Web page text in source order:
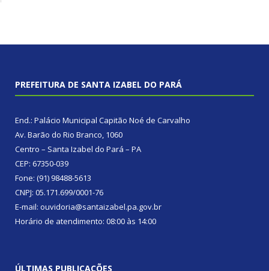
PREFEITURA DE SANTA IZABEL DO PARÁ
End.: Palácio Municipal Capitão Noé de Carvalho
Av. Barão do Rio Branco, 1060
Centro – Santa Izabel do Pará – PA
CEP: 67350-039
Fone: (91) 98488-5613
CNPJ: 05.171.699/0001-76
E-mail: ouvidoria@santaizabel.pa.gov.br
Horário de atendimento: 08:00 às 14:00
ÚLTIMAS PUBLICAÇÕES